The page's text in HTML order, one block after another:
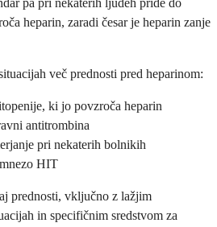
pa pri nekaterih ljudeh pride do
heparin, zaradi česar je heparin zanje
več prednosti pred heparinom:
ki jo povzroča heparin
antitrombina
pri nekaterih bolnikih
HIT
prednosti, vključno z lažjim
in specifičnim sredstvom za